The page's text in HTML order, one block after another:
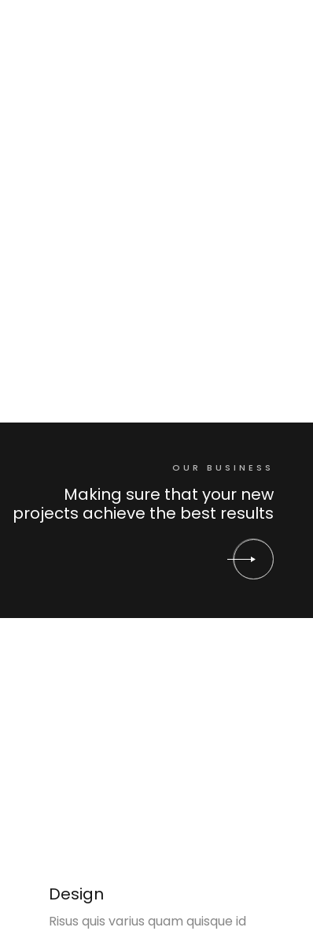
OUR BUSINESS
Making sure that your new
projects achieve the best results
Design
Risus quis varius quam quisque id